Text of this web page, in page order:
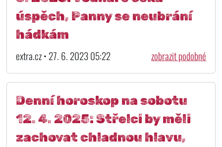
úspěch, Panny se neubrání
hádkám
extra.cz • 27. 6. 2023 05:22 zobrazit podobné
Denní horoskop na sobotu
12. 4. 2025: Střelci by měli
zachovat chladnou hlavu,